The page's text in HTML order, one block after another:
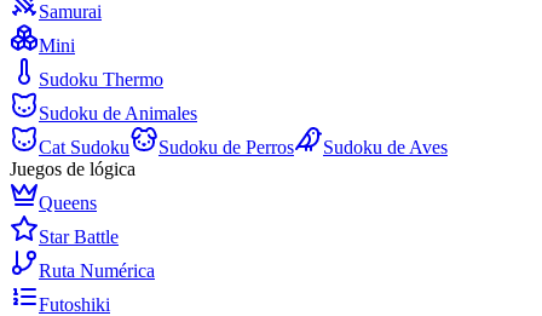
Samurai
Mini
Sudoku Thermo
Sudoku de Animales
Cat Sudoku
Sudoku de Perros
Sudoku de Aves
Juegos de lógica
Queens
Star Battle
Ruta Numérica
Futoshiki